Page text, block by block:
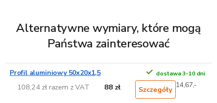
Alternatywne wymiary, które mogą
Państwa zainteresować
Profil aluminiowy 50x20x1,5 dostawa 3-10 dni
108,24 zł razem z VAT 88 zł Szczegóły 14,67,-